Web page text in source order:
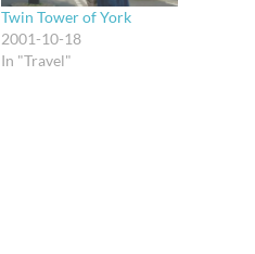
Twin Tower of York
2001-10-18
In "Travel"